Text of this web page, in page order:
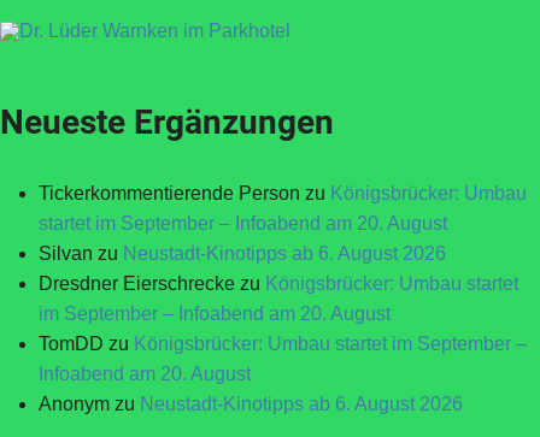
Neueste Ergänzungen
Tickerkommentierende Person zu Königsbrücker: Umbau
startet im September – Infoabend am 20. August
Silvan zu Neustadt-Kinotipps ab 6. August 2026
Dresdner Eierschrecke zu Königsbrücker: Umbau startet
im September – Infoabend am 20. August
TomDD zu Königsbrücker: Umbau startet im September –
Infoabend am 20. August
Anonym zu Neustadt-Kinotipps ab 6. August 2026